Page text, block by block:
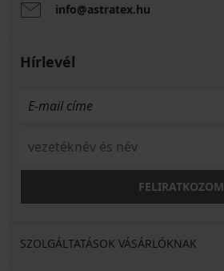
info@astratex.hu
Hírlevél
FELIRATKOZOM
SZOLGÁLTATÁSOK VÁSÁRLÓKNAK